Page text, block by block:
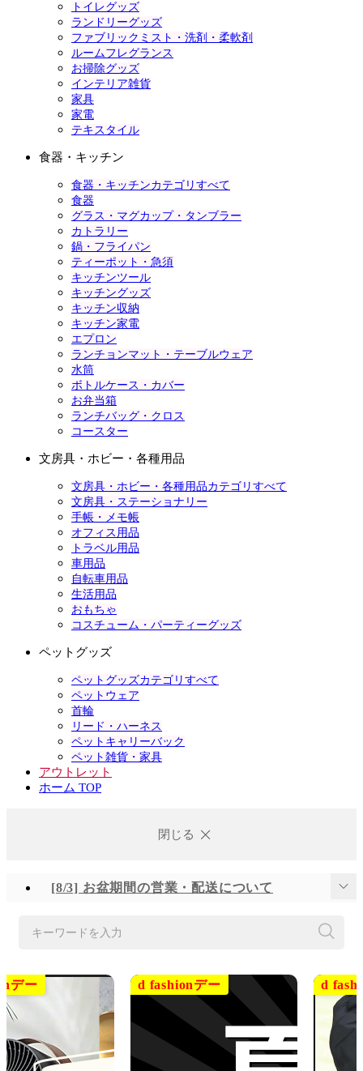
トイレグッズ
ランドリーグッズ
ファブリックミスト・洗剤・柔軟剤
ルームフレグランス
お掃除グッズ
インテリア雑貨
家具
家電
テキスタイル
食器・キッチン
食器・キッチンカテゴリすべて
食器
グラス・マグカップ・タンブラー
カトラリー
鍋・フライパン
ティーポット・急須
キッチンツール
キッチングッズ
キッチン収納
キッチン家電
エプロン
ランチョンマット・テーブルウェア
水筒
ボトルケース・カバー
お弁当箱
ランチバッグ・クロス
コースター
文房具・ホビー・各種用品
文房具・ホビー・各種用品カテゴリすべて
文房具・ステーショナリー
手帳・メモ帳
オフィス用品
トラベル用品
車用品
自転車用品
生活用品
おもちゃ
コスチューム・パーティーグッズ
ペットグッズ
ペットグッズカテゴリすべて
ペットウェア
首輪
リード・ハーネス
ペットキャリーバック
ペット雑貨・家具
アウトレット
ホーム TOP
閉じる
[8/3] お盆期間の営業・配送について
[6/23] システムメンテナンスの実施について
[6/2] システムメンテナンスの実施について
[5/21] システムメンテナンスの実施について
キーワードを入力